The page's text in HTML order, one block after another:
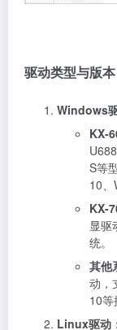
驱动类型与版本
Windows
KX-
S等
10、
KX-
显驱
统。
其他
动，
10等
Linux驱动 ：